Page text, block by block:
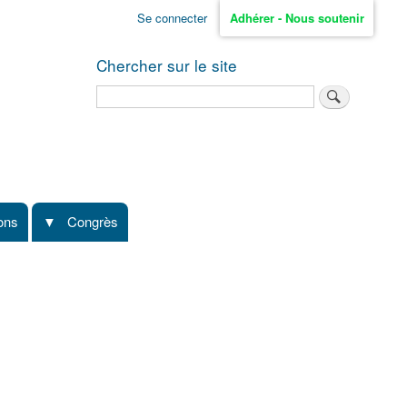
Se connecter Adhérer - Nous soutenir
Chercher sur le site
Congrès